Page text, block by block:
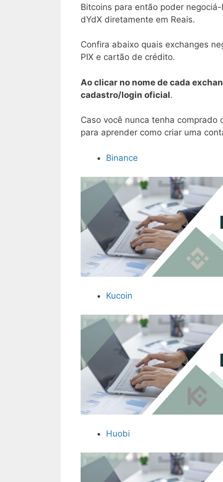
Bitcoins para então poder
dYdX diretamente em Reais.
Confira abaixo quais exchanges
PIX e cartão de crédito.
Ao clicar no nome de cada
cadastro/login oficial.
Caso você nunca tenha
para aprender como criar uma
Binance
Kucoin
Huobi